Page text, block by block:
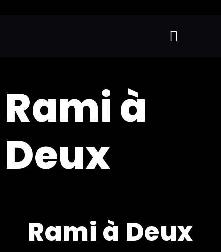
Rami à
Deux
Rami à Deux